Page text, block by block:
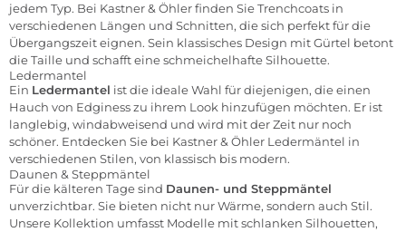
jedem Typ. Bei Kastner & Öhler finden Sie Trenchcoats in
verschiedenen Längen und Schnitten, die sich perfekt für die
Übergangszeit eignen. Sein klassisches Design mit Gürtel betont
die Taille und schafft eine schmeichelhafte Silhouette.
Ledermantel
Ein Ledermantel ist die ideale Wahl für diejenigen, die einen
Hauch von Edginess zu ihrem Look hinzufügen möchten. Er ist
langlebig, windabweisend und wird mit der Zeit nur noch
schöner. Entdecken Sie bei Kastner & Öhler Ledermäntel in
verschiedenen Stilen, von klassisch bis modern.
Daunen & Steppmäntel
Für die kälteren Tage sind Daunen- und Steppmäntel
unverzichtbar. Sie bieten nicht nur Wärme, sondern auch Stil.
Unsere Kollektion umfasst Modelle mit schlanken Silhouetten,